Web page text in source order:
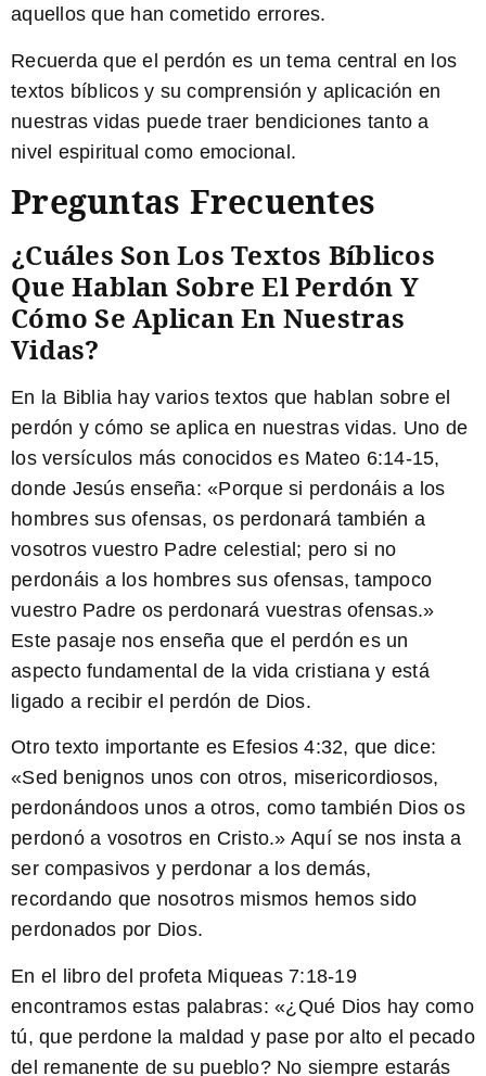
aquellos que han cometido errores.
Recuerda que el perdón es un tema central en los
textos bíblicos y su comprensión y aplicación en
nuestras vidas puede traer bendiciones tanto a
nivel espiritual como emocional.
Preguntas Frecuentes
¿Cuáles Son Los Textos Bíblicos
Que Hablan Sobre El Perdón Y
Cómo Se Aplican En Nuestras
Vidas?
En la Biblia hay varios textos que hablan sobre el
perdón y cómo se aplica en nuestras vidas. Uno de
los versículos más conocidos es Mateo 6:14-15,
donde Jesús enseña: «Porque si perdonáis a los
hombres sus ofensas, os perdonará también a
vosotros vuestro Padre celestial; pero si no
perdonáis a los hombres sus ofensas, tampoco
vuestro Padre os perdonará vuestras ofensas.»
Este pasaje nos enseña que el perdón es un
aspecto fundamental de la vida cristiana y está
ligado a recibir el perdón de Dios.
Otro texto importante es Efesios 4:32, que dice:
«Sed benignos unos con otros, misericordiosos,
perdonándoos unos a otros, como también Dios os
perdonó a vosotros en Cristo.» Aquí se nos insta a
ser compasivos y perdonar a los demás,
recordando que nosotros mismos hemos sido
perdonados por Dios.
En el libro del profeta Miqueas 7:18-19
encontramos estas palabras: «¿Qué Dios hay como
tú, que perdone la maldad y pase por alto el pecado
del remanente de su pueblo? No siempre estarás